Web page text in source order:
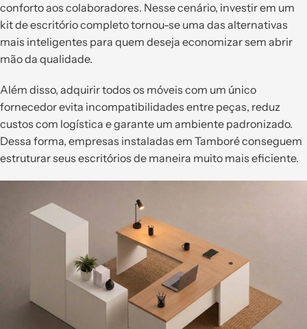
conforto aos colaboradores. Nesse cenário, investir em um
kit de escritório completo tornou-se uma das alternativas
mais inteligentes para quem deseja economizar sem abrir
mão da qualidade.
Além disso, adquirir todos os móveis com um único
fornecedor evita incompatibilidades entre peças, reduz
custos com logística e garante um ambiente padronizado.
Dessa forma, empresas instaladas em Tamboré conseguem
estruturar seus escritórios de maneira muito mais eficiente.